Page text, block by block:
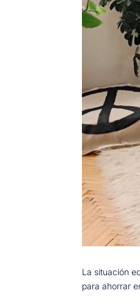
La situación
para ahorrar